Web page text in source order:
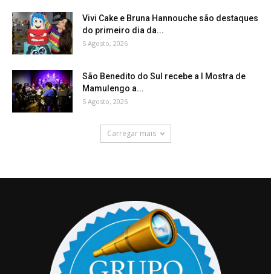
Vivi Cake e Bruna Hannouche são destaques
do primeiro dia da...
5 Agosto, 2026
São Benedito do Sul recebe a I Mostra de
Mamulengo a...
5 Agosto, 2026
Carregar mais